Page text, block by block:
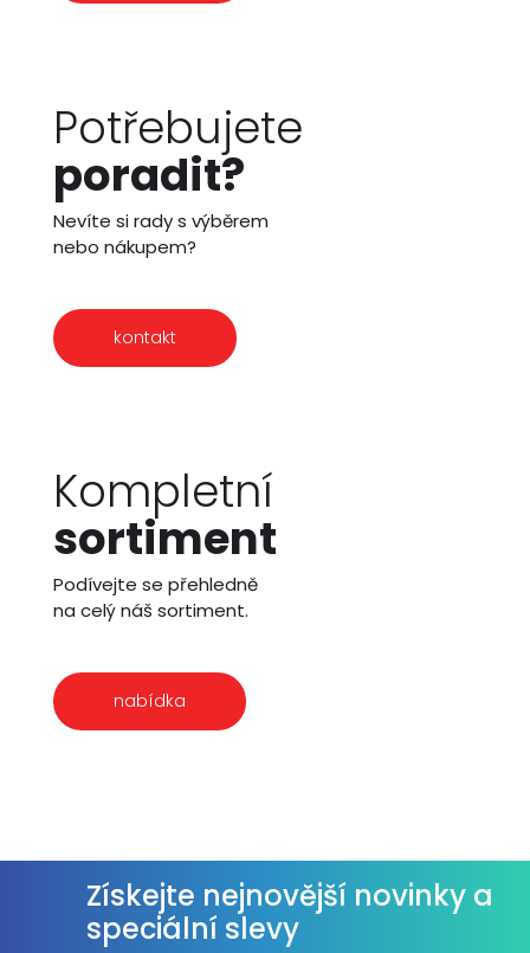
Potřebujete
poradit?
Nevíte si rady s výběrem
nebo nákupem?
kontakt
Kompletní
sortiment
Podívejte se přehledně
na celý náš sortiment.
nabídka
Získejte nejnovější novinky a
speciální slevy